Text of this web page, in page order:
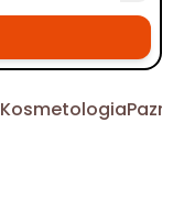
Kosmetologia